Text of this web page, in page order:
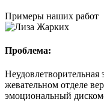
Примеры наших работ
Проблема:
Неудовлетворительная
жевательном отделе
эмоциональный